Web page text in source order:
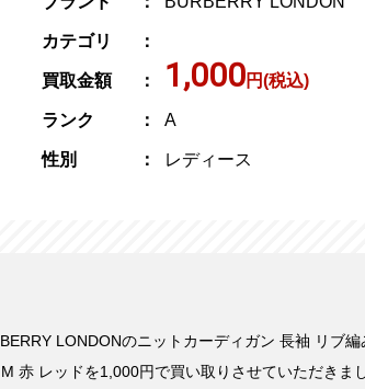
カテゴリ
買取金額 1,000円(税込)
ランク A
性別 レディース
LONDONのニットカーディガン 長袖 リブ
赤 レッドを1,000円で買い取りさせていただきま